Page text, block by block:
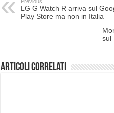
Previous
LG G Watch R arriva sul
Play Store ma non in Italia
sul
Articoli correlati